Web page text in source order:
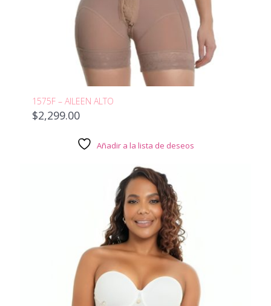
1575F – AILEEN ALTO
$2,299.00
Añadir a la lista de deseos